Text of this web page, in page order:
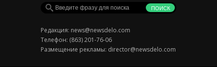
Редакция: news@newsdelo.com
Телефон: (863) 201-76-06
Размещение рекламы: director@newsdelo.com